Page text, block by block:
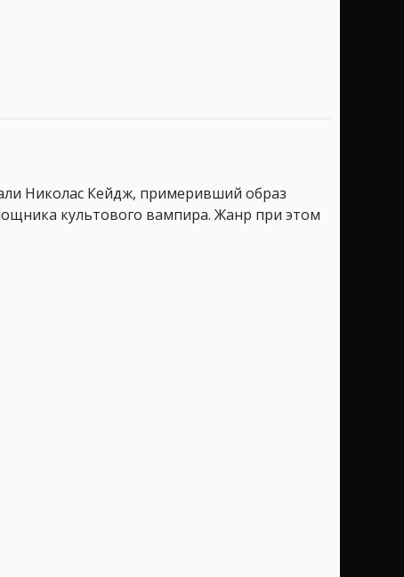
Николас Кейдж, примеривший образ
культового вампира. Жанр при этом